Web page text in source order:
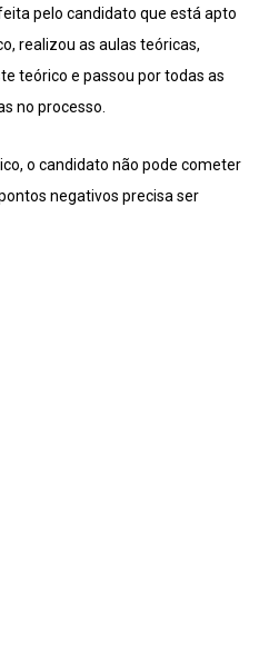
pelo candidato que está apto
realizou as aulas teóricas,
teórico e passou por todas as
no processo.
o candidato não pode cometer
negativos precisa ser